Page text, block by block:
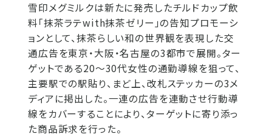
雪印メグミルクは新たに発売したチルドカップ飲
料「抹茶ラテwith抹茶ゼリー」の告知プロモーシ
ョンとして、抹茶らしい和の世界観を表現した交
通広告を東京・大阪・名古屋の3都市で展開。ター
ゲットである20〜30代女性の通勤導線を狙って、
主要駅での駅貼り、まど上、改札ステッカーの3メ
ディアに掲出した。一連の広告を連動させ行動導
線をカバーすることにより、ターゲットに寄り添っ
た商品訴求を行った。